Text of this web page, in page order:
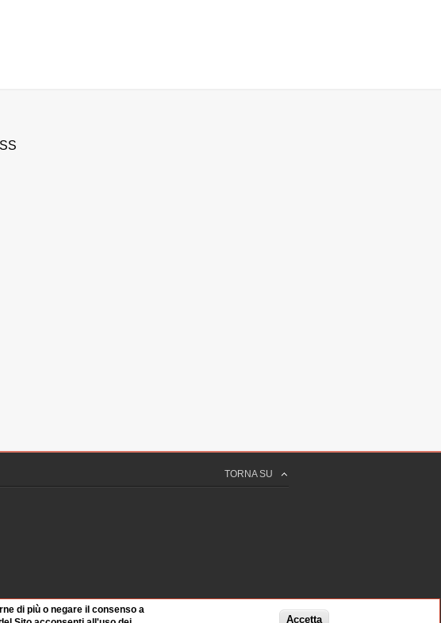
TORNA SU
di più o negare il consenso a
Accetta